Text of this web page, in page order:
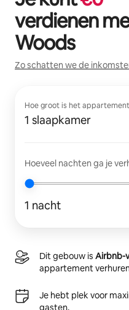
verdienen
Woods
Zo schatten we de
Hoe groot is het
1 slaapkamer
Hoeveel nachten ga je
1 nacht
Dit gebouw is Airbnb-
appartement
Je hebt plek voor
gasten.